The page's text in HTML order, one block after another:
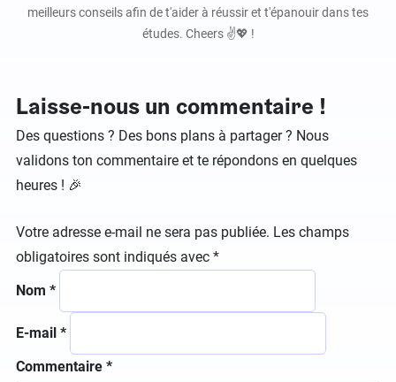
meilleurs conseils afin de t'aider à réussir et t'épanouir dans tes
études. Cheers ✌️💖 !
Laisse-nous un commentaire !
Des questions ? Des bons plans à partager ? Nous
validons ton commentaire et te répondons en quelques
heures ! 🎉
Votre adresse e-mail ne sera pas publiée. Les champs
obligatoires sont indiqués avec *
Commentaire *
Nom *
E-mail *